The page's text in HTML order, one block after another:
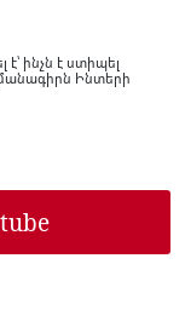
ինչն է ստիպել
Ինտերի